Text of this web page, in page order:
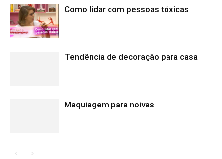
Como lidar com pessoas tóxicas
Tendência de decoração para casa
Maquiagem para noivas